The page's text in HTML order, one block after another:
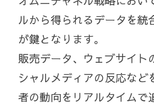
ルから得られるデータを統
が鍵となります。
販売データ、ウェブサイト
シャルメディアの反応など
者の動向をリアルタイムで